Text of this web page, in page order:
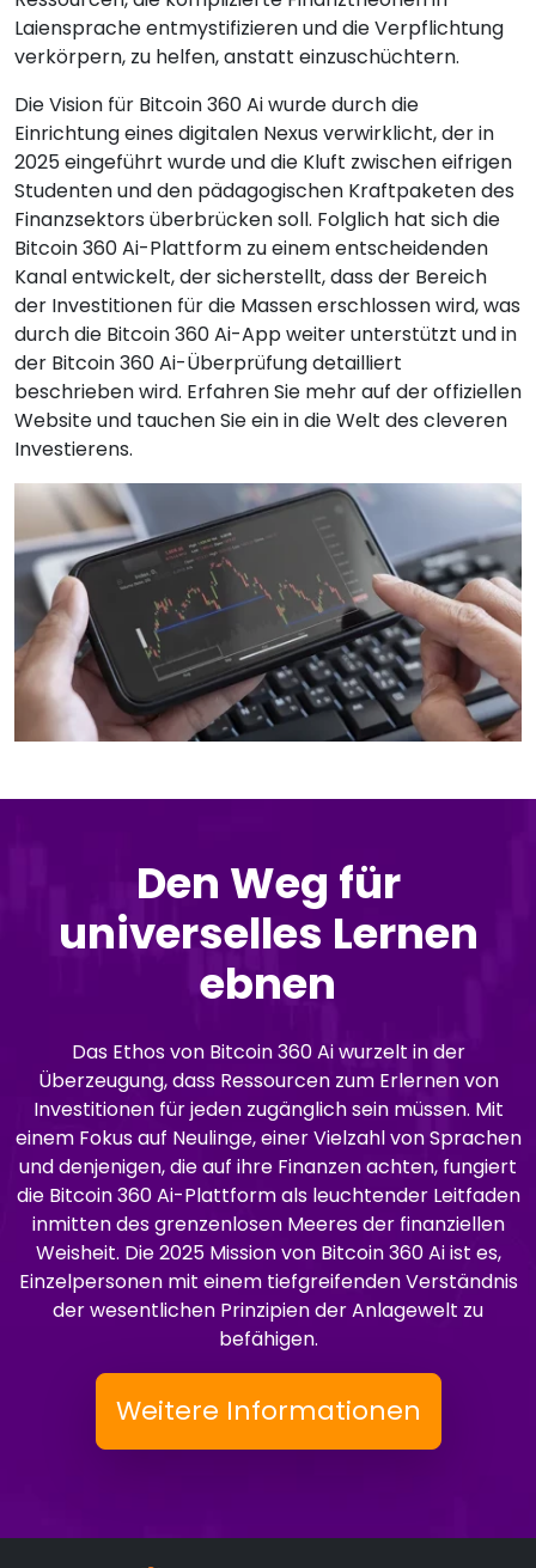
Laiensprache entmystifizieren und die Verpflichtung
verkörpern, zu helfen, anstatt einzuschüchtern.
Die Vision für Bitcoin 360 Ai wurde durch die
Einrichtung eines digitalen Nexus verwirklicht, der in
2025 eingeführt wurde und die Kluft zwischen eifrigen
Studenten und den pädagogischen Kraftpaketen des
Finanzsektors überbrücken soll. Folglich hat sich die
Bitcoin 360 Ai-Plattform zu einem entscheidenden
Kanal entwickelt, der sicherstellt, dass der Bereich
der Investitionen für die Massen erschlossen wird, was
durch die Bitcoin 360 Ai-App weiter unterstützt und in
der Bitcoin 360 Ai-Überprüfung detailliert
beschrieben wird. Erfahren Sie mehr auf der offiziellen
Website und tauchen Sie ein in die Welt des cleveren
Investierens.
Den Weg für
universelles Lernen
ebnen
Das Ethos von Bitcoin 360 Ai wurzelt in der
Überzeugung, dass Ressourcen zum Erlernen von
Investitionen für jeden zugänglich sein müssen. Mit
einem Fokus auf Neulinge, einer Vielzahl von Sprachen
und denjenigen, die auf ihre Finanzen achten, fungiert
die Bitcoin 360 Ai-Plattform als leuchtender Leitfaden
inmitten des grenzenlosen Meeres der finanziellen
Weisheit. Die 2025 Mission von Bitcoin 360 Ai ist es,
Einzelpersonen mit einem tiefgreifenden Verständnis
der wesentlichen Prinzipien der Anlagewelt zu
befähigen.
Weitere Informationen